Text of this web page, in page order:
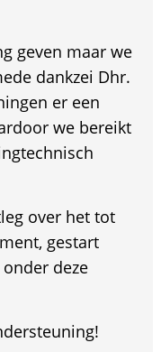
geven maar we
dankzei Dhr.
er een
we bereikt
over het tot
gestart
deze